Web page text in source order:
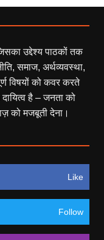
उद्देश्य पाठकों तक
समाज, अर्थव्यवस्था,
विषयों को कवर करते
है – जनता को
को मजबूती देना।
Like
Follow